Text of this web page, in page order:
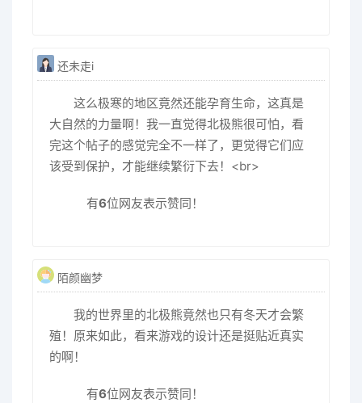
还未走i
这么极寒的地区竟然还能孕育生命，这真是
大自然的力量啊！我一直觉得北极熊很可怕，看
完这个帖子的感觉完全不一样了，更觉得它们应
该受到保护，才能继续繁衍下去！<br>
有6位网友表示赞同！
陌颜幽梦
我的世界里的北极熊竟然也只有冬天才会繁
殖！原来如此，看来游戏的设计还是挺贴近真实
的啊！
有6位网友表示赞同！